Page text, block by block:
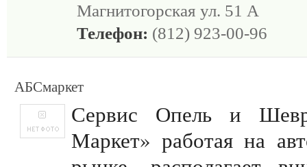
Магнитогорская ул. 51 А
Телефон: (812) 923-00-96
АБСмаркет
Сервис Опель и
Маркет» работая на